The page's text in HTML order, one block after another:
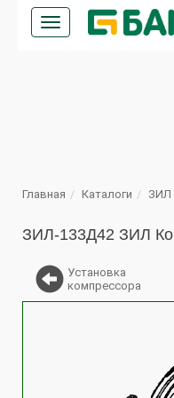
Кнопка
меню
Главная Каталоги ЗИЛ
ЗИЛ-133Д42 ЗИЛ
Установка
компрессора